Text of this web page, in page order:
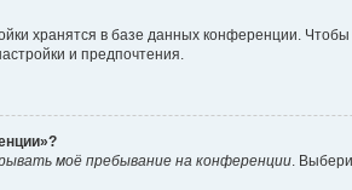
хранятся в базе данных конференции.
и предпочтения.
моё пребывание на конференции .